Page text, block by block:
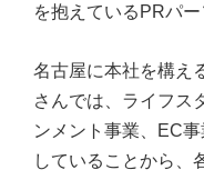
を抱えているPRパ
名古屋に本社を構え
さんでは、ライフス
ンメント事業、EC
していることから、